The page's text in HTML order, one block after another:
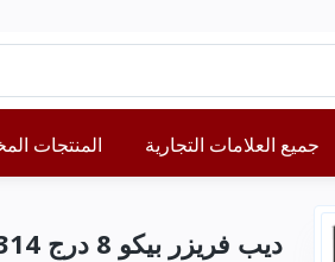
جميع العلامات التجارية المنتجات